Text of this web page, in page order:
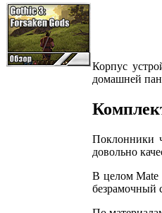
Корпус
домашней
Поклонники
довольно
В целом Mate
безрамочный